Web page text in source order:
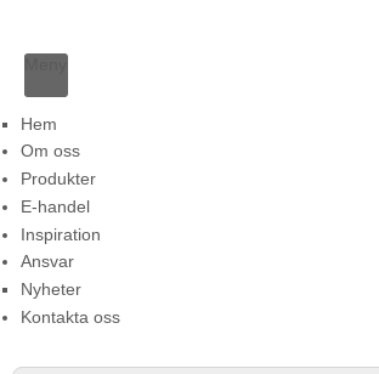
Hem
Om oss
Produkter
E-handel
Inspiration
Ansvar
Nyheter
Kontakta oss